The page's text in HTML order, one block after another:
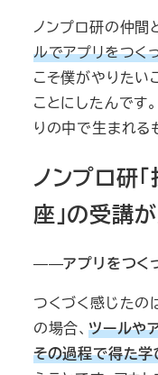
ノンプロ研の仲間
ルでアプリをつく
こそ僕がやりたい
ことにしたんです
りの中で生まれる
ノンプロ研
座」の受講
――アプリをつく
つくづく感じたの
の場合、 ツールや
その過程で得た